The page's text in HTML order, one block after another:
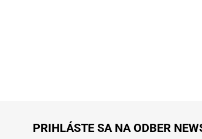
PRIHLÁSTE SA NA ODBER